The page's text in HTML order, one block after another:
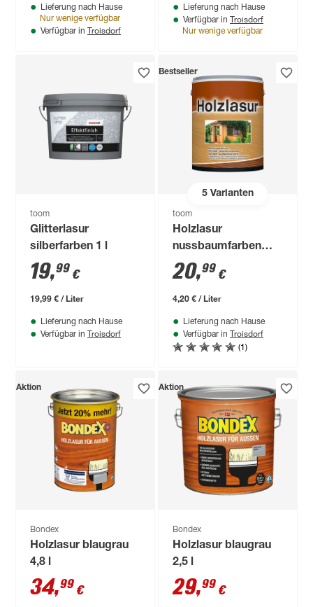
Lieferung nach Hause
Nur wenige verfügbar
Verfügbar in Troisdorf
Lieferung nach Hause
Verfügbar in Troisdorf
Nur wenige verfügbar
toom
Glitterlasur
silberfarben 1 l
19,99 €
19,99 € / Liter
Lieferung nach Hause
Verfügbar in Troisdorf
5Varianten
Bestseller
toom
Holzlasur
nussbaumfarben
dunkel 5 l
20,99 €
4,20 € / Liter
Lieferung nach Hause
Verfügbar in Troisdorf
(1)
Aktion
Bondex
Holzlasur blaugrau
4,8 l
34,99 €
Aktion
Bondex
Holzlasur blaugrau
2,5 l
29,99 €